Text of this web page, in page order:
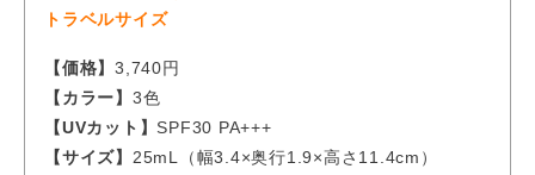
トラベルサイズ
【価格】 3,740円
【カラー】 3色
【UVカット】 SPF30 PA+++
【サイズ】 25mL（幅3.4×奥行1.9×高さ11.4cm）